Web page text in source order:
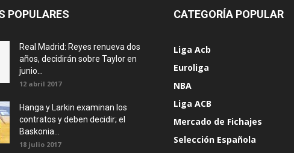
POPULARES
Real Madrid: Reyes renueva dos
años, decidirán sobre Taylor en
junio...
12 abril 2017
Hanga y Larkin examinan los
contratos y deben decidir; el
Baskonia...
18 julio 2017
CATEGORÍA POPULAR
Liga Acb
Euroliga
NBA
Liga ACB
Mercado de Fichajes
Selección Española